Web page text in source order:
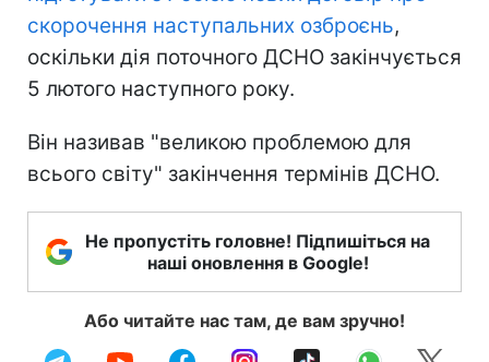
скорочення наступальних озброєнь,
оскільки дія поточного ДСНО закінчується
5 лютого наступного року.
Він називав "великою проблемою для
всього світу" закінчення термінів ДСНО.
Не пропустіть головне! Підпишіться на
наші оновлення в Google!
Або читайте нас там, де вам зручно!